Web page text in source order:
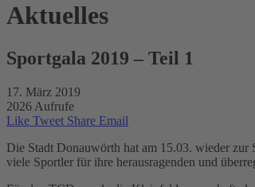
Aktuelles
Sportgala 2019 – Teil 1
17. März 2019
2026 Aufrufe
Like Tweet Share Email
Die Stadt Donauwörth hat am 15.03. wieder
viele Sportler für ihre herausragenden und